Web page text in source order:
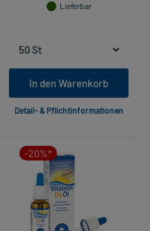
Lieferbar
In den Warenkorb
Detail- & Pflichtinformationen
-20%*